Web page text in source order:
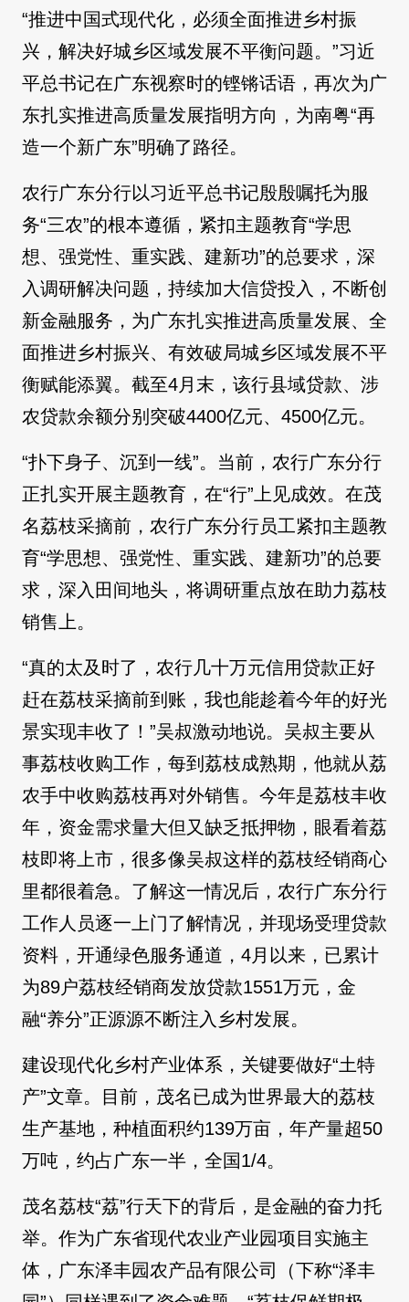
“推进中国式现代化，必须全面推进乡村振
兴，解决好城乡区域发展不平衡问题。”习近
平总书记在广东视察时的铿锵话语，再次为广
东扎实推进高质量发展指明方向，为南粤“再
造一个新广东”明确了路径。
农行广东分行以习近平总书记殷殷嘱托为服
务“三农”的根本遵循，紧扣主题教育“学思
想、强党性、重实践、建新功”的总要求，深
入调研解决问题，持续加大信贷投入，不断创
新金融服务，为广东扎实推进高质量发展、全
面推进乡村振兴、有效破局城乡区域发展不平
衡赋能添翼。截至4月末，该行县域贷款、涉
农贷款余额分别突破4400亿元、4500亿元。
“扑下身子、沉到一线”。当前，农行广东分行
正扎实开展主题教育，在“行”上见成效。在茂
名荔枝采摘前，农行广东分行员工紧扣主题教
育“学思想、强党性、重实践、建新功”的总要
求，深入田间地头，将调研重点放在助力荔枝
销售上。
“真的太及时了，农行几十万元信用贷款正好
赶在荔枝采摘前到账，我也能趁着今年的好光
景实现丰收了！”吴叔激动地说。吴叔主要从
事荔枝收购工作，每到荔枝成熟期，他就从荔
农手中收购荔枝再对外销售。今年是荔枝丰收
年，资金需求量大但又缺乏抵押物，眼看着荔
枝即将上市，很多像吴叔这样的荔枝经销商心
里都很着急。了解这一情况后，农行广东分行
工作人员逐一上门了解情况，并现场受理贷款
资料，开通绿色服务通道，4月以来，已累计
为89户荔枝经销商发放贷款1551万元，金
融“养分”正源源不断注入乡村发展。
建设现代化乡村产业体系，关键要做好“土特
产”文章。目前，茂名已成为世界最大的荔枝
生产基地，种植面积约139万亩，年产量超50
万吨，约占广东一半，全国1/4。
茂名荔枝“荔”行天下的背后，是金融的奋力托
举。作为广东省现代农业产业园项目实施主
体，广东泽丰园农产品有限公司（下称“泽丰